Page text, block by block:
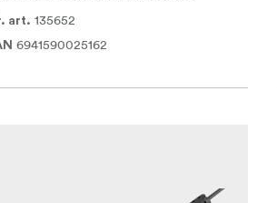
art. 135652
6941590025162